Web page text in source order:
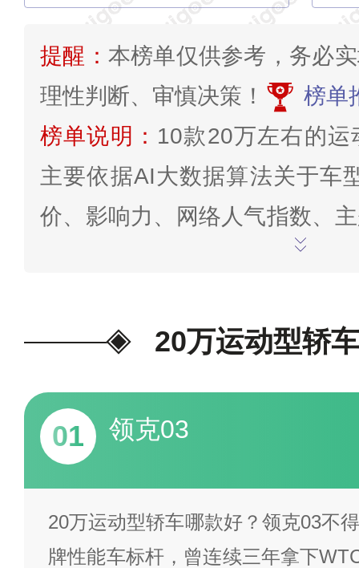
提醒： 本榜单仅供参考，务必
理性判断、审慎决策！
榜单
榜单说明： 10款20万左右的
主要依据AI大数据算法关于车
价、影响力、网络人气指数、
大排行情况”等因素综合判断
名单，仅供娱乐参考，欢迎在
20万运动型轿
01 领克03
20万运动型轿车哪款好？领克03不
牌性能车标杆，曾连续三年拿下